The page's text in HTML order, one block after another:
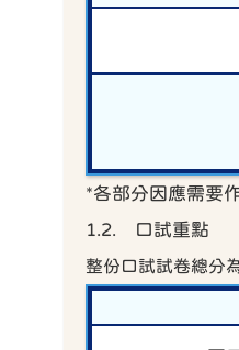
*各部分因應需要
1.2. 口試重點
整份口試試卷總分